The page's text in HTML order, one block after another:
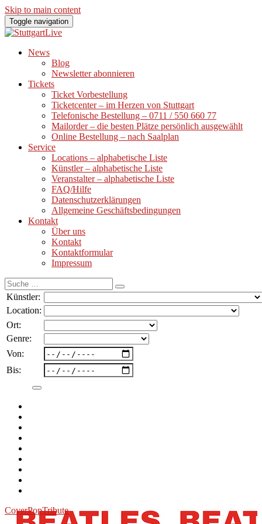
Skip to main content
Toggle navigation
News
Blog
Newsletter abonnieren
Tickets
Ticket Vorbestellung
Ticketcenter – im Herzen von Stuttgart
Telefonische Bestellung – 0711 / 550 660 77
Mailorder – die besten Plätze persönlich ausgewählt
Online Bestellung – nach Saalplan
Service
Locations – alphabetische Liste
Künstler – alphabetische Liste
Veranstalter – alphabetische Liste
FAQ/Hilfe
Datenschutzerklärungen
Allgemeine Geschäftsbedingungen
Kontakt
Über uns
Kontakt
Kontaktformular
Impressum
Suche
nach:
Künstler:
Location:
Ort:
Genre:
Von:
Bis:
CoverPopTribute